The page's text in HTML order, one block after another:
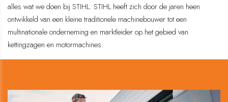
alles wat we doen bij STIHL. STIHL heeft zich door de jaren heen
ontwikkeld van een kleine traditionele machinebouwer tot een
multinationale onderneming en marktleider op het gebied van
kettingzagen en motormachines.